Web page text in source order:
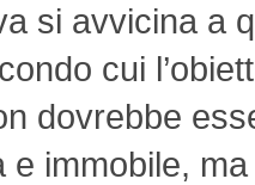
si avvicina a
cui
dovrebbe
e immobile,